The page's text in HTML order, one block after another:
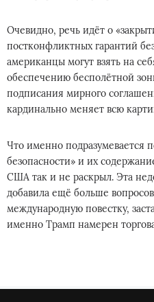
Очевидно, речь идёт о
постконфликтных гарантий
американцы могут взять на
обеспечению бесполётной
подписания мирного
кардинально меняет всю
Что именно подразумевается
безопасности» и их
США так и не раскрыл. Эта
добавила ещё больше
международную повестку,
именно Трамп намерен